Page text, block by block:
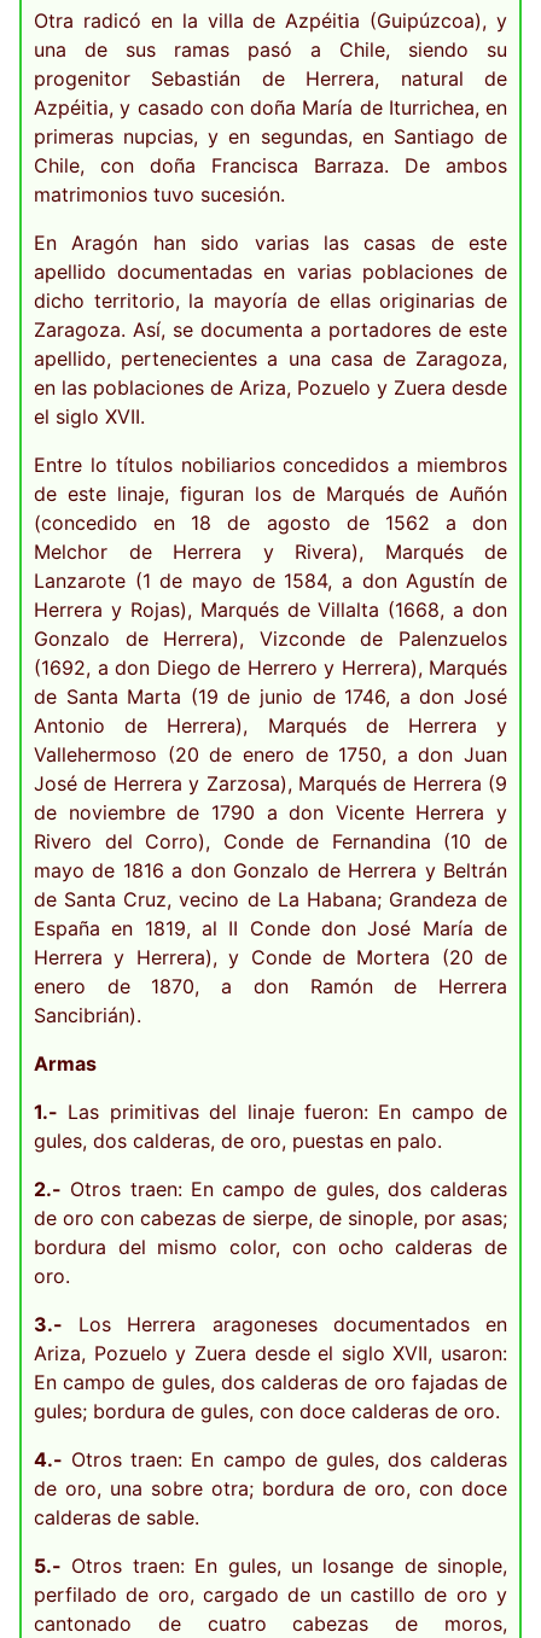
Otra radicó en la villa de Azpéitia (Guipúzcoa), y
una de sus ramas pasó a Chile, siendo su
progenitor Sebastián de Herrera, natural de
Azpéitia, y casado con doña María de Iturrichea, en
primeras nupcias, y en segundas, en Santiago de
Chile, con doña Francisca Barraza. De ambos
matrimonios tuvo sucesión.
En Aragón han sido varias las casas de este
apellido documentadas en varias poblaciones de
dicho territorio, la mayoría de ellas originarias de
Zaragoza. Así, se documenta a portadores de este
apellido, pertenecientes a una casa de Zaragoza,
en las poblaciones de Ariza, Pozuelo y Zuera desde
el siglo XVII.
Entre lo títulos nobiliarios concedidos a miembros
de este linaje, figuran los de Marqués de Auñón
(concedido en 18 de agosto de 1562 a don
Melchor de Herrera y Rivera), Marqués de
Lanzarote (1 de mayo de 1584, a don Agustín de
Herrera y Rojas), Marqués de Villalta (1668, a don
Gonzalo de Herrera), Vizconde de Palenzuelos
(1692, a don Diego de Herrero y Herrera), Marqués
de Santa Marta (19 de junio de 1746, a don José
Antonio de Herrera), Marqués de Herrera y
Vallehermoso (20 de enero de 1750, a don Juan
José de Herrera y Zarzosa), Marqués de Herrera (9
de noviembre de 1790 a don Vicente Herrera y
Rivero del Corro), Conde de Fernandina (10 de
mayo de 1816 a don Gonzalo de Herrera y Beltrán
de Santa Cruz, vecino de La Habana; Grandeza de
España en 1819, al II Conde don José María de
Herrera y Herrera), y Conde de Mortera (20 de
enero de 1870, a don Ramón de Herrera
Sancibrián).
Armas
1.- Las primitivas del linaje fueron: En campo de
gules, dos calderas, de oro, puestas en palo.
2.- Otros traen: En campo de gules, dos calderas
de oro con cabezas de sierpe, de sinople, por asas;
bordura del mismo color, con ocho calderas de
oro.
3.- Los Herrera aragoneses documentados en
Ariza, Pozuelo y Zuera desde el siglo XVII, usaron:
En campo de gules, dos calderas de oro fajadas de
gules; bordura de gules, con doce calderas de oro.
4.- Otros traen: En campo de gules, dos calderas
de oro, una sobre otra; bordura de oro, con doce
calderas de sable.
5.- Otros traen: En gules, un losange de sinople,
perfilado de oro, cargado de un castillo de oro y
cantonado de cuatro cabezas de moros,